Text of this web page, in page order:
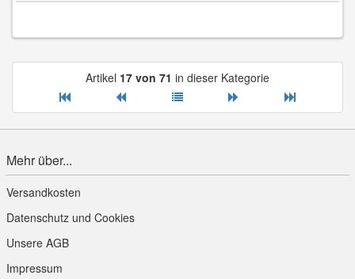
Artikel 17 von 71 in dieser Kategorie
Mehr über...
Versandkosten
Datenschutz und Cookies
Unsere AGB
Impressum